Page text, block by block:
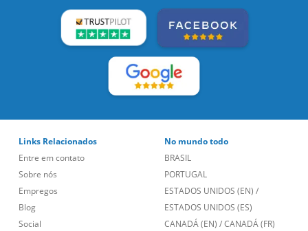
Links Relacionados
Entre em contato
Sobre nós
Empregos
Blog
Social
No mundo todo
BRASIL
PORTUGAL
ESTADOS UNIDOS (EN) /
ESTADOS UNIDOS (ES)
CANADÁ (EN) /CANADÁ (FR)